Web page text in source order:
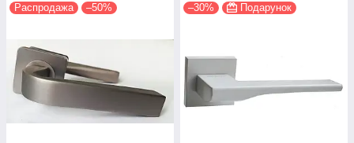
Распродажа –50% –30% Подарунок